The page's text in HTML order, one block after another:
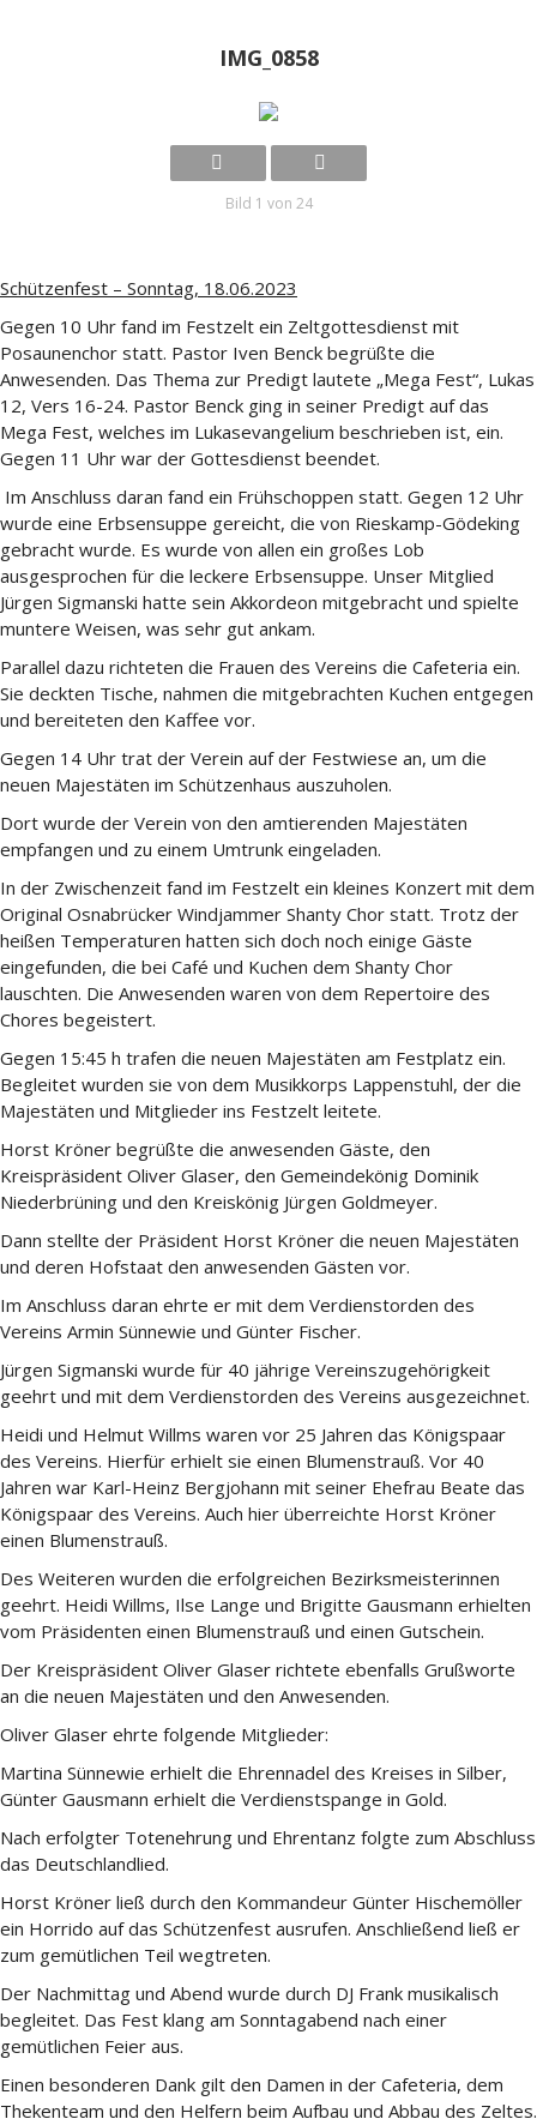
IMG_0858
Bild 1 von 24
Schützenfest – Sonntag, 18.06.2023
Gegen 10 Uhr fand im Festzelt ein Zeltgottesdienst mit
Posaunenchor statt. Pastor Iven Benck begrüßte die
Anwesenden. Das Thema zur Predigt lautete „Mega Fest“, Lukas
12, Vers 16-24. Pastor Benck ging in seiner Predigt auf das
Mega Fest, welches im Lukasevangelium beschrieben ist, ein.
Gegen 11 Uhr war der Gottesdienst beendet.
Im Anschluss daran fand ein Frühschoppen statt. Gegen 12 Uhr
wurde eine Erbsensuppe gereicht, die von Rieskamp-Gödeking
gebracht wurde. Es wurde von allen ein großes Lob
ausgesprochen für die leckere Erbsensuppe. Unser Mitglied
Jürgen Sigmanski hatte sein Akkordeon mitgebracht und spielte
muntere Weisen, was sehr gut ankam.
Parallel dazu richteten die Frauen des Vereins die Cafeteria ein.
Sie deckten Tische, nahmen die mitgebrachten Kuchen entgegen
und bereiteten den Kaffee vor.
Gegen 14 Uhr trat der Verein auf der Festwiese an, um die
neuen Majestäten im Schützenhaus auszuholen.
Dort wurde der Verein von den amtierenden Majestäten
empfangen und zu einem Umtrunk eingeladen.
In der Zwischenzeit fand im Festzelt ein kleines Konzert mit dem
Original Osnabrücker Windjammer Shanty Chor statt. Trotz der
heißen Temperaturen hatten sich doch noch einige Gäste
eingefunden, die bei Café und Kuchen dem Shanty Chor
lauschten. Die Anwesenden waren von dem Repertoire des
Chores begeistert.
Gegen 15:45 h trafen die neuen Majestäten am Festplatz ein.
Begleitet wurden sie von dem Musikkorps Lappenstuhl, der die
Majestäten und Mitglieder ins Festzelt leitete.
Horst Kröner begrüßte die anwesenden Gäste, den
Kreispräsident Oliver Glaser, den Gemeindekönig Dominik
Niederbrüning und den Kreiskönig Jürgen Goldmeyer.
Dann stellte der Präsident Horst Kröner die neuen Majestäten
und deren Hofstaat den anwesenden Gästen vor.
Im Anschluss daran ehrte er mit dem Verdienstorden des
Vereins Armin Sünnewie und Günter Fischer.
Jürgen Sigmanski wurde für 40 jährige Vereinszugehörigkeit
geehrt und mit dem Verdienstorden des Vereins ausgezeichnet.
Heidi und Helmut Willms waren vor 25 Jahren das Königspaar
des Vereins. Hierfür erhielt sie einen Blumenstrauß. Vor 40
Jahren war Karl-Heinz Bergjohann mit seiner Ehefrau Beate das
Königspaar des Vereins. Auch hier überreichte Horst Kröner
einen Blumenstrauß.
Des Weiteren wurden die erfolgreichen Bezirksmeisterinnen
geehrt. Heidi Willms, Ilse Lange und Brigitte Gausmann erhielten
vom Präsidenten einen Blumenstrauß und einen Gutschein.
Der Kreispräsident Oliver Glaser richtete ebenfalls Grußworte
an die neuen Majestäten und den Anwesenden.
Oliver Glaser ehrte folgende Mitglieder:
Martina Sünnewie erhielt die Ehrennadel des Kreises in Silber,
Günter Gausmann erhielt die Verdienstspange in Gold.
Nach erfolgter Totenehrung und Ehrentanz folgte zum Abschluss
das Deutschlandlied.
Horst Kröner ließ durch den Kommandeur Günter Hischemöller
ein Horrido auf das Schützenfest ausrufen. Anschließend ließ er
zum gemütlichen Teil wegtreten.
Der Nachmittag und Abend wurde durch DJ Frank musikalisch
begleitet. Das Fest klang am Sonntagabend nach einer
gemütlichen Feier aus.
Einen besonderen Dank gilt den Damen in der Cafeteria, dem
Thekenteam und den Helfern beim Aufbau und Abbau des Zeltes.